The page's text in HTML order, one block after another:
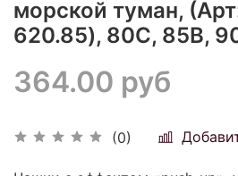
морской туман,
620.85), 80С, 85В,
(0)
364.00 руб